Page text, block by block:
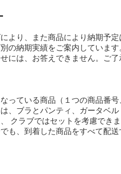
より、また商品により納期予
の納期実績をご案内しています
には、お答えできません。ご
っている商品（１つの商品番
、ブラとパンティ、ガータベ
クラブではセットを考慮でき
も、到着した商品をすべて配